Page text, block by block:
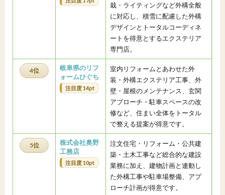
栽・ライティングなど外構全般
に対応し、積雪に配慮した外構
デザインとトータルコーディネ
ートを得意とするエクステリア
専門店。
4位
岐阜県のリフ
ォームひぐち
注目度 14pt
室内リフォームとあわせた外
装・外構エクステリア工事、外
壁・屋根のメンテナンス、玄関
アプローチ・駐車スペースの改
修など、住まい全体をトータル
で整える提案が得意です。
5位
株式会社奥野
工務店
注目度 10pt
注文住宅・リフォーム・公共建
築・土木工事など総合的な建設
業務に加え、建物計画と連動し
た外構工事や駐車場整備、アプ
ローチ計画が得意です。